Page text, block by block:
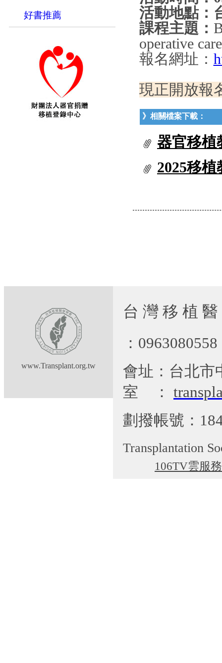
好書推薦
活動地點：
課程主題：
operative care
報名網址：
現正開放報
》相關檔案下載：
器官移植
2025移
www.Transplant.org.tw
台 灣 移 植
：
會址：台北市
室
：
劃撥帳號：
Transplantation
106TV雲服務